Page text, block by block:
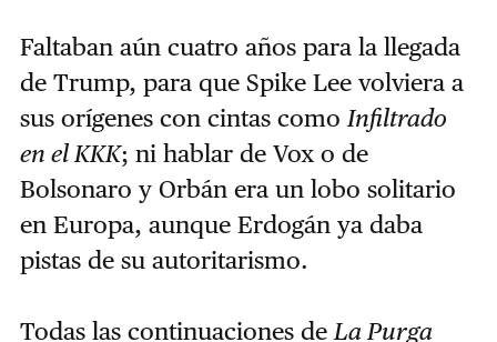
Faltaban aún cuatro años para la llegada
de Trump, para que Spike Lee volviera a
sus orígenes con cintas como Infiltrado
en el KKK; ni hablar de Vox o de
Bolsonaro y Orbán era un lobo solitario
en Europa, aunque Erdogán ya daba
pistas de su autoritarismo.
Todas las continuaciones de La Purga